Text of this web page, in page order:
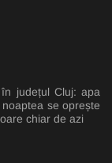
județul Cluj: apa
se oprește
chiar de azi